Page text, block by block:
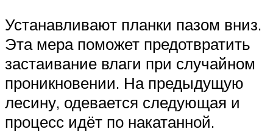
Устанавливают планки пазом вниз.
Эта мера поможет предотвратить
застаивание влаги при случайном
проникновении. На предыдущую
лесину, одевается следующая и
процесс идёт по накатанной.